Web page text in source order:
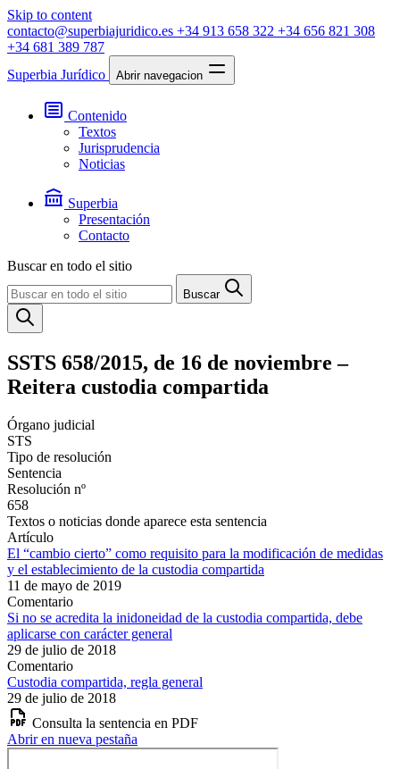
Skip to content
contacto@superbiajuridico.es +34 913 658 322 +34 656 821 308
+34 681 389 787
Superbia Jurídico
Abrir navegacion
Contenido
Textos
Jurisprudencia
Noticias
Superbia
Presentación
Contacto
Buscar en todo el sitio
Buscar
SSTS 658/2015, de 16 de noviembre –
Reitera custodia compartida
Órgano judicial
STS
Tipo de resolución
Sentencia
Resolución nº
658
Textos o noticias donde aparece esta sentencia
Artículo
El “cambio cierto” como requisito para la modificación de medidas
y el establecimiento de la custodia compartida
11 de mayo de 2019
Comentario
Si no se acredita la inidoneidad de la custodia compartida, debe
aplicarse con carácter general
29 de julio de 2018
Comentario
Custodia compartida, regla general
29 de julio de 2018
Consulta la sentencia en PDF
Abrir en nueva pestaña